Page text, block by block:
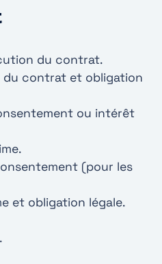
du contrat.
du contrat et obligation
ou intérêt
(pour les
et obligation légale.